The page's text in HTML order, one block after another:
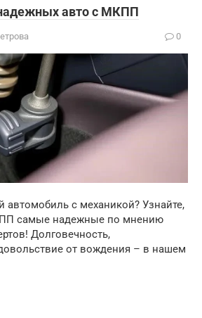
авто с МКПП
0
автомобиль с механикой? Узнайте,
самые надежные по мнению
Долговечность,
от вождения – в нашем